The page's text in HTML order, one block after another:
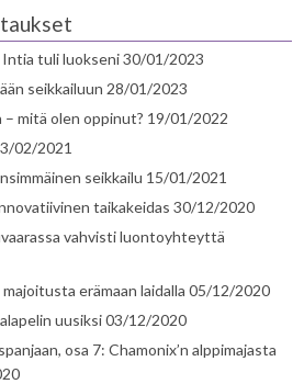
tuli luokseni30/01/2023
seikkailuun 28/01/2023
mitä olen oppinut? 19/01/2022
02/2021
seikkailu 15/01/2021
taikakeidas 30/12/2020
vahvisti luontoyhteyttä
erämaan laidalla 05/12/2020
uusiksi03/12/2020
osa 7: Chamonix’n alppimajasta